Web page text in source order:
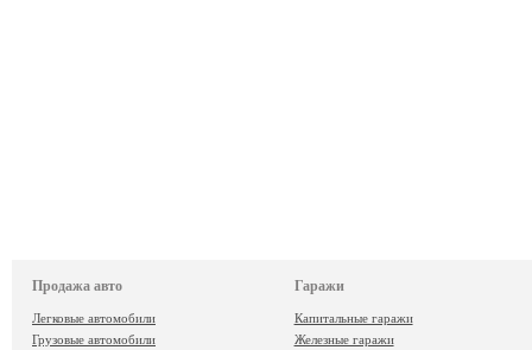
Продажа авто
Легковые автомобили
Грузовые автомобили
Гаражи
Капитальные гаражи
Железные гаражи